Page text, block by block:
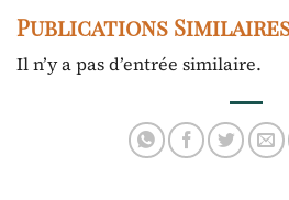
Publications
Il n’y a pas d’entrée similaire.